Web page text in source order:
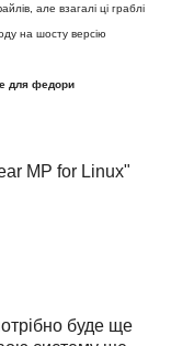
але взагалі ці граблі
на шосту версію
для федори
MP for Linux"
буде ще